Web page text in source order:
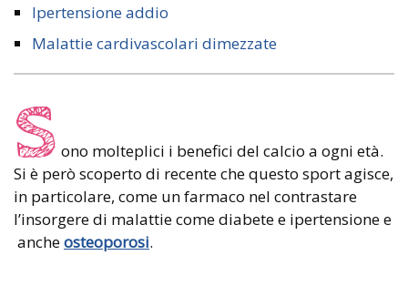
Ipertensione addio
Malattie cardivascolari dimezzate
S ono molteplici i benefici del calcio a ogni età.
Si è però scoperto di recente che questo sport agisce,
in particolare, come un farmaco nel contrastare
l’insorgere di malattie come diabete e ipertensione e
ancheosteoporosi.